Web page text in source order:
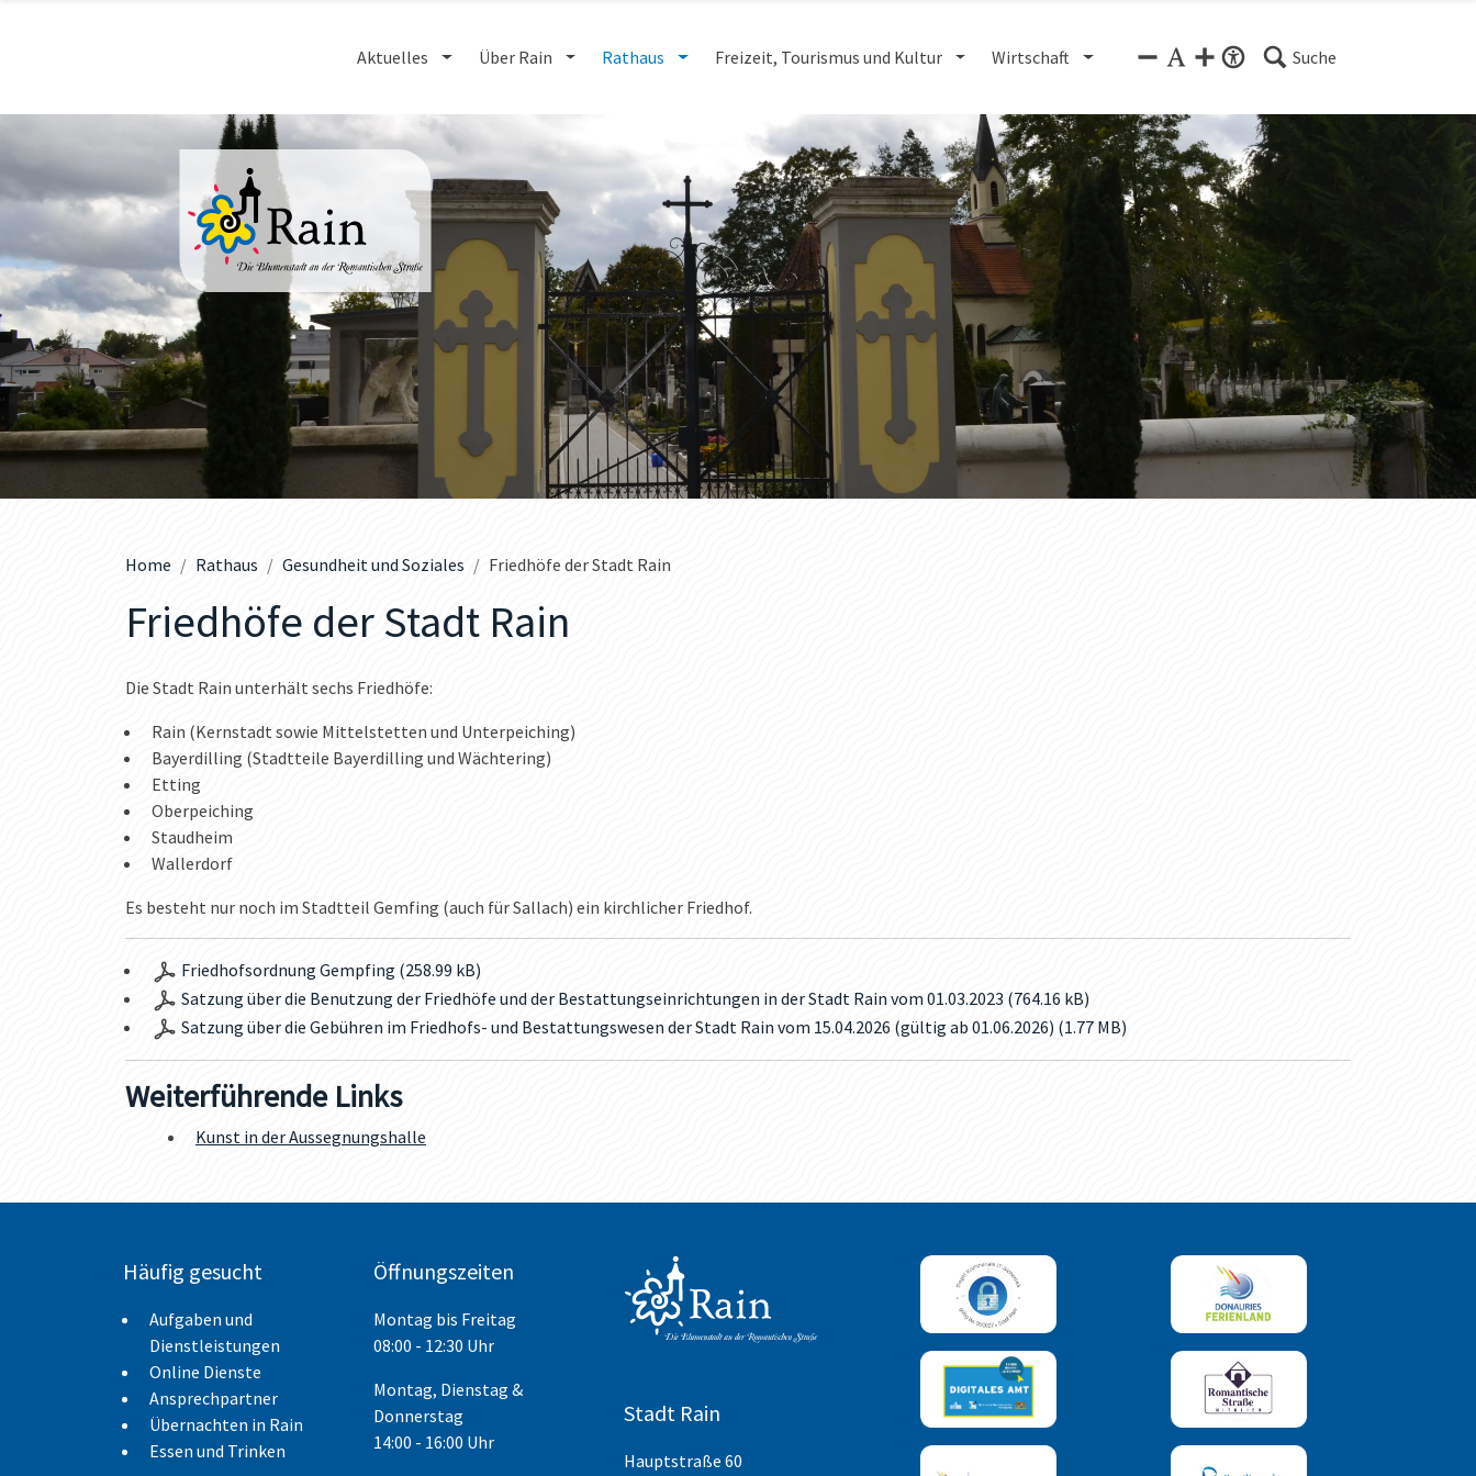
Aktuelles Über Rain Rathaus Freizeit, Tourismus und Kultur Wirtschaft Suche
Home Rathaus Gesundheit und Soziales Friedhöfe der Stadt Rain
Friedhöfe der Stadt Rain
Die Stadt Rain unterhält sechs Friedhöfe:
Rain (Kernstadt sowie Mittelstetten und Unterpeiching)
Bayerdilling (Stadtteile Bayerdilling und Wächtering)
Etting
Oberpeiching
Staudheim
Wallerdorf
Es besteht nur noch im Stadtteil Gemfing (auch für Sallach) ein kirchlicher Friedhof.
Friedhofsordnung Gempfing (258.99 kB)
Satzung über die Benutzung der Friedhöfe und der Bestattungseinrichtungen in der Stadt Rain vom 01.03.2023 (764.16 kB)
Satzung über die Gebühren im Friedhofs- und Bestattungswesen der Stadt Rain vom 15.04.2026 (gültig ab 01.06.2026) (1.77 MB)
Weiterführende Links
Kunst in der Aussegnungshalle
Häufig gesucht
Aufgaben und
Dienstleistungen
Online Dienste
Ansprechpartner
Übernachten in Rain
Essen und Trinken
Öffnungszeiten
Montag bis Freitag
08:00 - 12:30 Uhr
Montag, Dienstag &
Donnerstag
14:00 - 16:00 Uhr
Stadt Rain
Hauptstraße 60